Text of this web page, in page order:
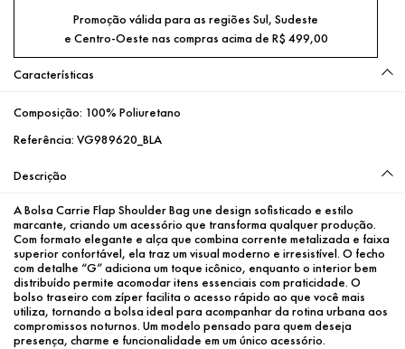
Promoção válida para as regiões Sul, Sudeste
e Centro-Oeste nas compras acima de R$ 499,00
Características
Composição: 100% Poliuretano
Referência: VG989620_BLA
Descrição
A Bolsa Carrie Flap Shoulder Bag une design sofisticado e estilo
marcante, criando um acessório que transforma qualquer produção.
Com formato elegante e alça que combina corrente metalizada e faixa
superior confortável, ela traz um visual moderno e irresistível. O fecho
com detalhe “G” adiciona um toque icônico, enquanto o interior bem
distribuído permite acomodar itens essenciais com praticidade. O
bolso traseiro com zíper facilita o acesso rápido ao que você mais
utiliza, tornando a bolsa ideal para acompanhar da rotina urbana aos
compromissos noturnos. Um modelo pensado para quem deseja
presença, charme e funcionalidade em um único acessório.